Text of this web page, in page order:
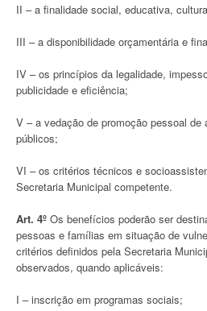
II – a finalidade social, educativa,
III – a disponibilidade orçamentária e
IV – os princípios da legalidade,
publicidade e eficiência;
V – a vedação de promoção pessoal de
públicos;
VI – os critérios técnicos e
Secretaria Municipal competente.
Art. 4º Os benefícios poderão ser
pessoas e famílias em situação de
critérios definidos pela Secretaria
observados, quando aplicáveis:
I – inscrição em programas sociais;